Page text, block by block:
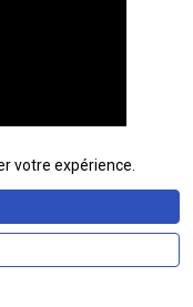
votre expérience.